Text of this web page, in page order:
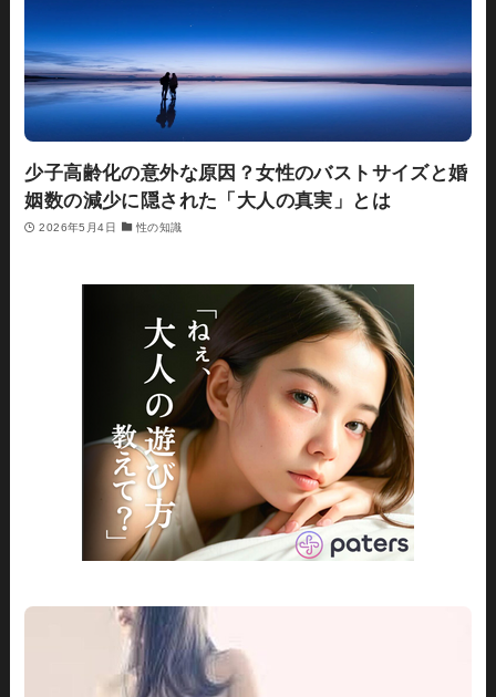
少子高齢化の意外な原因？女性のバストサイズと婚
姻数の減少に隠された「大人の真実」とは
2026年5月4日 性の知識